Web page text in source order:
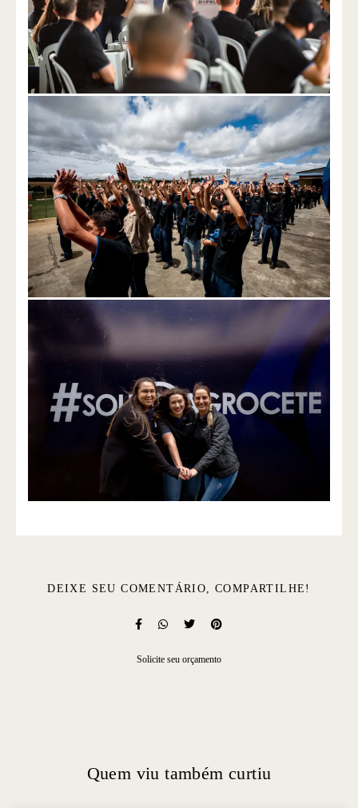
DEIXE SEU COMENTÁRIO, COMPARTILHE!
Solicite seu orçamento
Quem viu também curtiu